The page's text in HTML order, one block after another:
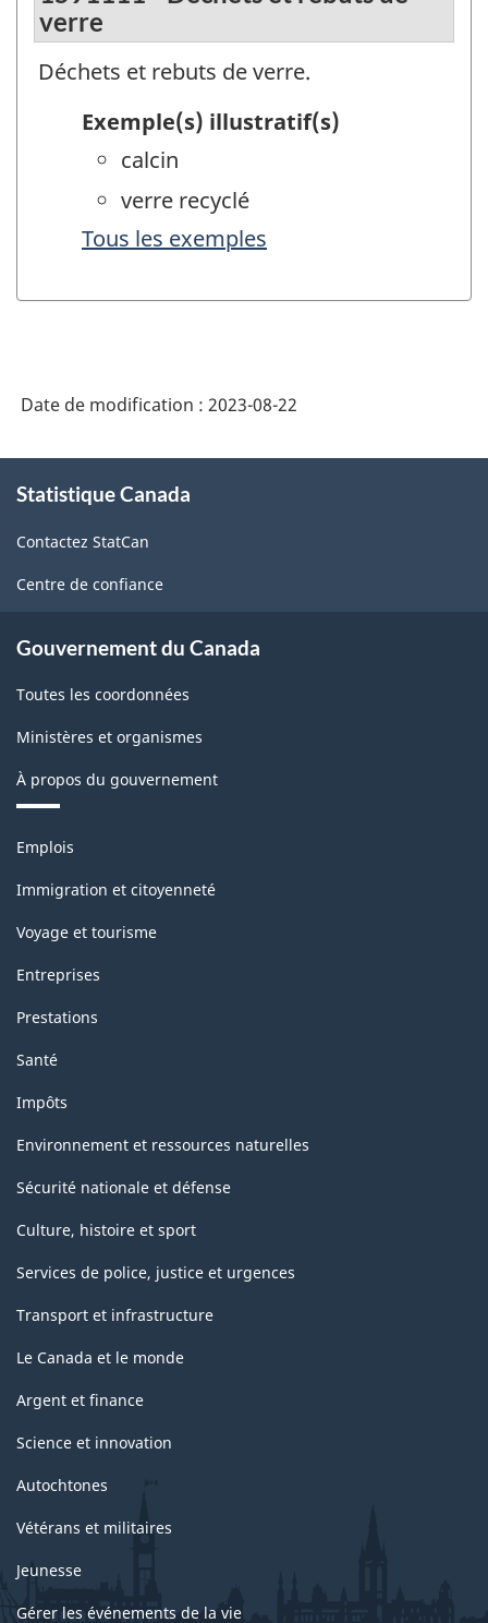
verre
Déchets et rebuts de verre.
Exemple(s) illustratif(s)
calcin
verre recyclé
Tous les exemples
Date de modification : 2023-08-22
propos
ce
site
Statistique Canada
Contactez StatCan
Centre de confiance
Gouvernement du Canada
Toutes les coordonnées
Ministères et organismes
À propos du gouvernement
Thèmes
sujets
Emplois
Immigration et citoyenneté
Voyage et tourisme
Entreprises
Prestations
Santé
Impôts
Environnement et ressources naturelles
Sécurité nationale et défense
Culture, histoire et sport
Services de police, justice et urgences
Transport et infrastructure
Le Canada et le monde
Argent et finance
Science et innovation
Autochtones
Vétérans et militaires
Jeunesse
Gérer les événements de la vie